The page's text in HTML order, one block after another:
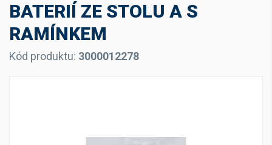
BATERIÍ ZE STOLU A S
RAMÍNKEM
Kód produktu: 3000012278